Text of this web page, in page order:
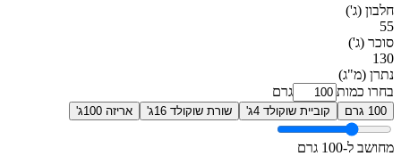
חלבון (ג')
55
סוכר (ג')
130
נתרן (מ"ג)
בחרו כמות
גרם
100 גרם קוביית שוקולד 4ג' שורת שוקולד 16ג' אריזה 100ג'
מחושב ל-100 גרם